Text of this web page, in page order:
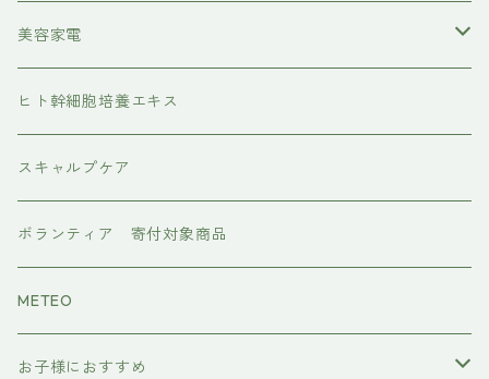
レブリン酸ケア
水素トリートメント
プレックスケア
CMCケア
アイラッシュ
美容家電
ヘアアイロン
マグネット
ドライヤー
ワンダム
ヒト幹細胞培養エキス
スキャルプケア
ボランティア 寄付対象商品
METEO
お子様におすすめ